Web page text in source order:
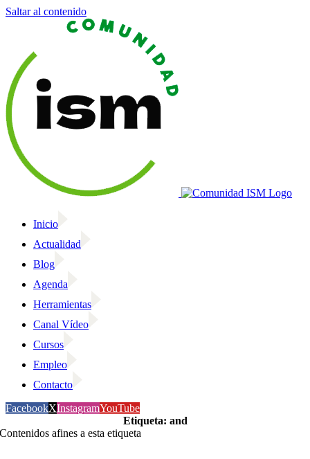
Saltar al contenido
Inicio
Actualidad
Blog
Agenda
Herramientas
Canal Vídeo
Cursos
Empleo
Contacto
FacebookXInstagramYouTube
Etiqueta: and
Contenidos afines a esta etiqueta